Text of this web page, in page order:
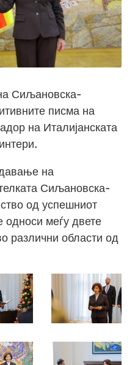
Сиљановска-
писма на
на Италијанската
на
Сиљановска-
од успешниот
односи меѓу двете
различни области од